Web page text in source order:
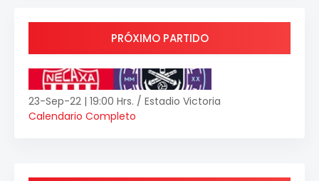
PRÓXIMO PARTIDO
23-Sep-22 | 19:00 Hrs. / Estadio Victoria
Calendario Completo